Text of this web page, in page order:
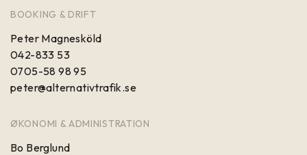
BOOKING & DRIFT
Peter Magnesköld
042-833 53
0705-58 98 95
peter@alternativtrafik.se
ØKONOMI & ADMINISTRATION
Bo Berglund